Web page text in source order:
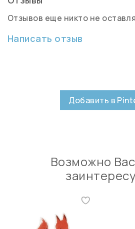
Отзывов еще никто не
Написать отзыв
Добавить в
Возможно